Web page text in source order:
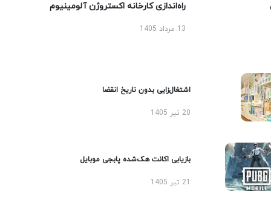
راه‌اندازی کارخانه اکستروژن آلومینیوم
13 مرداد 1405
اشتغال‌زایی بدون تاریخ انقضا
20 تیر 1405
بازیابی اکانت هک‌شده پابجی موبایل